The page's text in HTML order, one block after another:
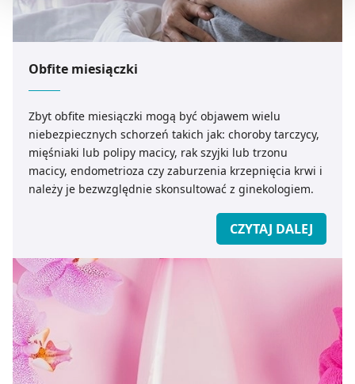
Możesz również kliknąć „Zaakceptuj niezbędne
będzie oznaczało, że nie wyrażasz zgody na
pozyskiwanie od Ciebie danych, które nie są niezbędne
Strony.
Obfite miesiączki
Zbyt obfite miesiączki mogą być objawem wielu
niebezpiecznych schorzeń takich jak: choroby tarczycy,
mięśniaki lub polipy macicy, rak szyjki lub trzonu
macicy, endometrioza czy zaburzenia krzepnięcia krwi i
należy je bezwzględnie skonsultować z ginekologiem.
CZYTAJ DALEJ